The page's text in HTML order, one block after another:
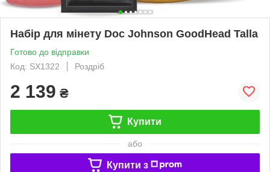
Набір для мінету Doc Johnson GoodHead Talla
Готово до відправки
Код: SX1322
Роздріб
2 139 ₴
Купити
або
Купити з